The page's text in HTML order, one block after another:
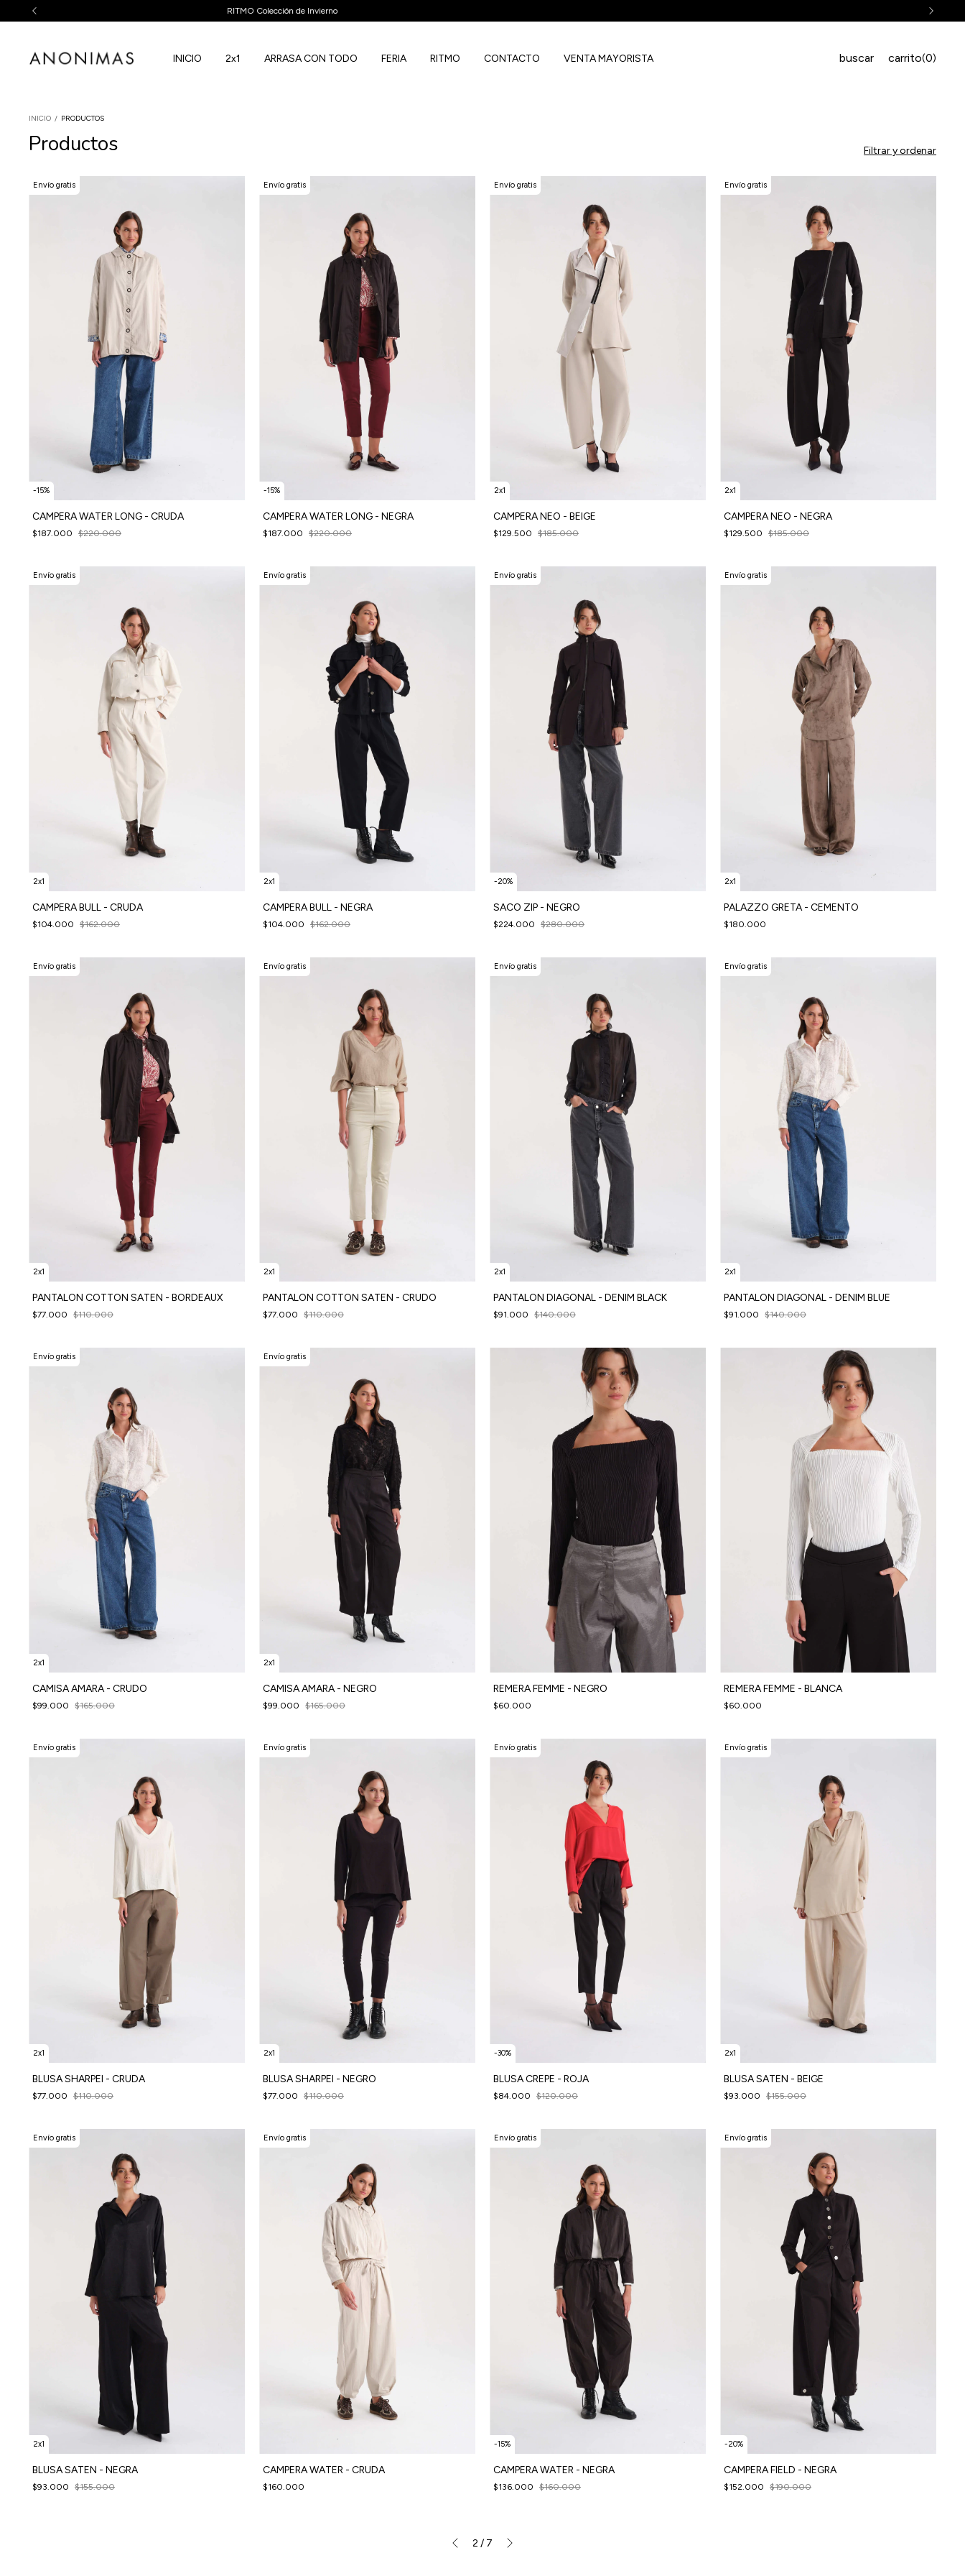
3 CUOTAS SIN MONTO MINIMO & 6 CUOTAS SIN INTERÉS EN COMPRAS MAYORES A $200.000
INICIO 2x1 ARRASA CON TODO FERIA RITMO CONTACTO VENTA MAYORISTA buscar carrito(0)
INICIO / PRODUCTOS
Productos Filtrar y ordenar
-15%
Envío gratis
CAMPERA WATER LONG - CRUDA
$187.000 $220.000
-15%
Envío gratis
CAMPERA WATER LONG - NEGRA
$187.000 $220.000
2x1
Envío gratis
CAMPERA NEO - BEIGE
$129.500 $185.000
2x1
Envío gratis
CAMPERA NEO - NEGRA
$129.500 $185.000
2x1
Envío gratis
CAMPERA BULL - CRUDA
$104.000 $162.000
2x1
Envío gratis
CAMPERA BULL - NEGRA
$104.000 $162.000
-20%
Envío gratis
SACO ZIP - NEGRO
$224.000 $280.000
2x1
Envío gratis
PALAZZO GRETA - CEMENTO
$180.000
2x1
Envío gratis
PANTALON COTTON SATEN - BORDEAUX
$77.000 $110.000
2x1
Envío gratis
PANTALON COTTON SATEN - CRUDO
$77.000 $110.000
2x1
Envío gratis
PANTALON DIAGONAL - DENIM BLACK
$91.000 $140.000
2x1
Envío gratis
PANTALON DIAGONAL - DENIM BLUE
$91.000 $140.000
2x1
Envío gratis
CAMISA AMARA - CRUDO
$99.000 $165.000
2x1
Envío gratis
CAMISA AMARA - NEGRO
$99.000 $165.000
REMERA FEMME - NEGRO
$60.000
REMERA FEMME - BLANCA
$60.000
2x1
Envío gratis
BLUSA SHARPEI - CRUDA
$77.000 $110.000
2x1
Envío gratis
BLUSA SHARPEI - NEGRO
$77.000 $110.000
-30%
Envío gratis
BLUSA CREPE - ROJA
$84.000 $120.000
2x1
Envío gratis
BLUSA SATEN - BEIGE
$93.000 $155.000
2x1
Envío gratis
BLUSA SATEN - NEGRA
$93.000 $155.000
Envío gratis
CAMPERA WATER - CRUDA
$160.000
-15%
Envío gratis
CAMPERA WATER - NEGRA
$136.000 $160.000
-20%
Envío gratis
CAMPERA FIELD - NEGRA
$152.000 $190.000
2 / 7